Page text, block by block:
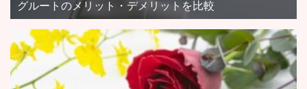
グルートのメリット・デメリットを比較